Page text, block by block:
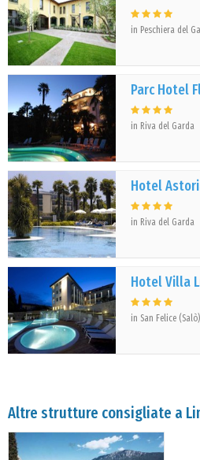
in Peschiera del
Parc Hotel
in Riva del Garda
Hotel
in Riva del Garda
Hotel Villa
in San Felice (Salò)
Altre strutture consigliate a